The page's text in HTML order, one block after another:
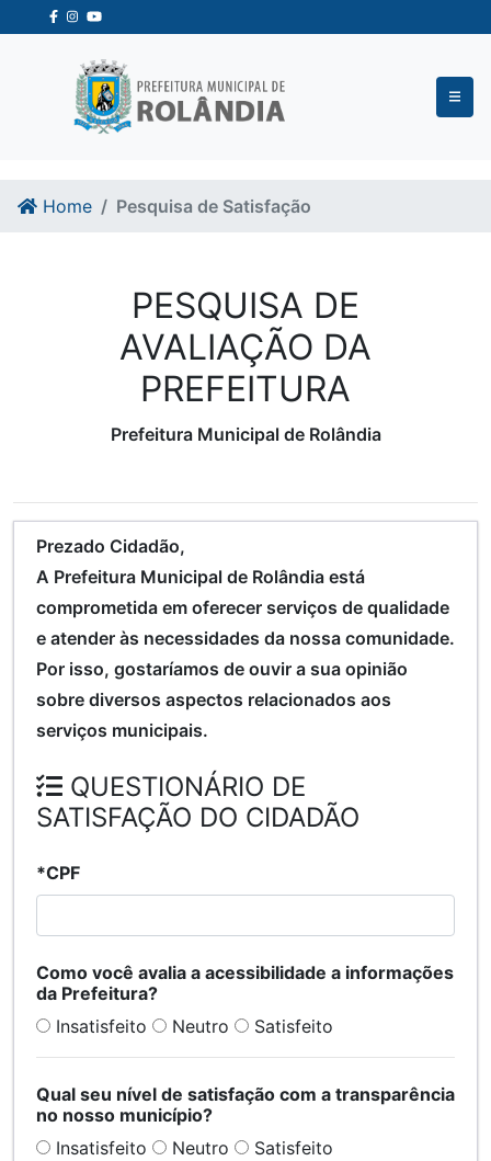
Ir para o conteudo
Ir para o fim do conteudo
Home Pesquisa de Satisfação
PESQUISA DE
AVALIAÇÃO DA
PREFEITURA
Prefeitura Municipal de Rolândia
Prezado Cidadão,
A Prefeitura Municipal de Rolândia está
comprometida em oferecer serviços de qualidade
e atender às necessidades da nossa comunidade.
Por isso, gostaríamos de ouvir a sua opinião
sobre diversos aspectos relacionados aos
serviços municipais.
QUESTIONÁRIO DE
SATISFAÇÃO DO CIDADÃO
*CPF
Como você avalia a acessibilidade a informações
da Prefeitura?
Insatisfeito
Neutro Satisfeito
Qual seu nível de satisfação com a transparência
no nosso município?
Insatisfeito
Neutro Satisfeito